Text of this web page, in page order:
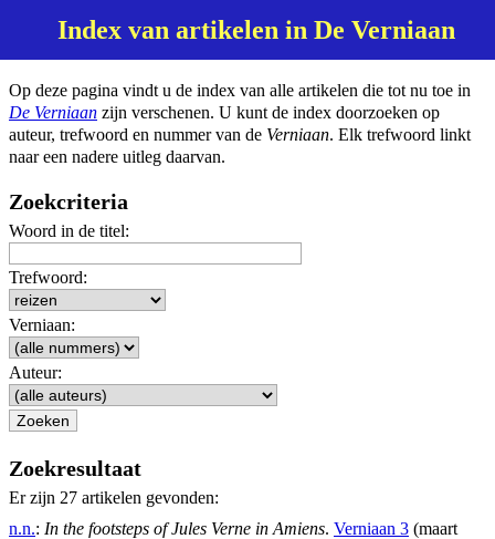
Index van artikelen in De Verniaan
Op deze pagina vindt u de index van alle artikelen die tot nu toe in
De Verniaan zijn verschenen. U kunt de index doorzoeken op
auteur, trefwoord en nummer van de Verniaan. Elk trefwoord linkt
naar een nadere uitleg daarvan.
Zoekcriteria
Woord in de titel:
Trefwoord:
Verniaan:
Auteur:
Zoekresultaat
Er zijn 27 artikelen gevonden:
n.n.: In the footsteps of Jules Verne in Amiens. Verniaan 3 (maart